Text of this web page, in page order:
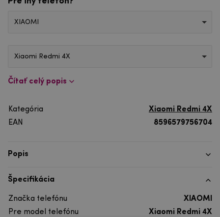
XIAOMI
Xiaomi Redmi 4X
Čítať celý popis
Kategória
Xiaomi Redmi 4X
EAN
8596579756704
Popis
Špecifikácia
Značka telefónu
XIAOMI
Pre model telefónu
Xiaomi Redmi 4X